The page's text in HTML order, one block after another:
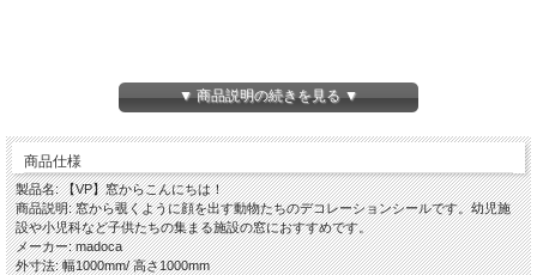
▼ 商品説明の続きを見る ▼
商品仕様
製品名: 【VP】窓からこんにちは！
商品説明: 窓から覗くように顔を出す動物たちのデコレーションシールです。幼児施
設や小児科など子供たちの集まる施設の窓におすすめです。
メーカー: madoca
外寸法: 幅1000mm/ 高さ1000mm